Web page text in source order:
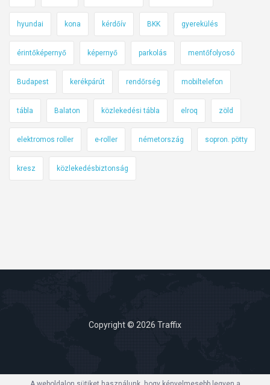
hyundai kona kérdőív BKK gyerekülés
érintőképernyő képernyő parkolás mentőfolyosó
Budapest kerékpárút rendőrség mobiltelefon
tábla Balaton közlekedési tábla elroq zöld
elektromos roller e-roller németország sopron. pötty
kresz közlekedésbiztonság
Copyright © 2026 Traffix